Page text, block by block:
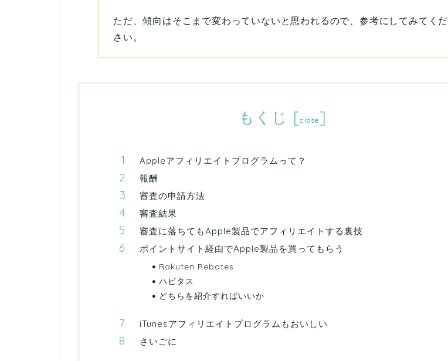
ただ、傾向はそこまで変わっていないと思われるので、参考にしてみてくだ
さい。
もくじ [close ]
Appleアフィリエイトプログラムって？
報酬
審査の申請方法
審査結果
審査に落ちてもApple製品でアフィリエイトする裏技
ポイントサイト経由でApple製品を買ってもらう
Rakuten Rebates
ハピタス
どちらを紹介すればいいか
iTunesアフィリエイトプログラムもおいしい
さいごに